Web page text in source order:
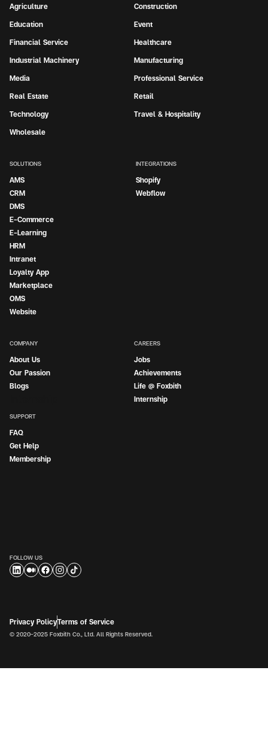
SOLUTIONS
AMS
CRM
DMS
E-Commerce
E-Learning
HRM
Intranet
Loyalty App
Marketplace
OMS
Website
INTEGRATIONS
Shopify
Webflow
Agriculture
Construction
Education
Event
Financial Service
Healthcare
Industrial Machinery
Manufacturing
Media
Professional Service
Real Estate
Retail
Technology
Travel & Hospitality
Wholesale
COMPANY
About Us
Our Passion
Blogs
CAREERS
Jobs
Achievements
Life @ Foxbith
Internship
SUPPORT
FAQ
Get Help
Membership
FOLLOW US
© 2020-2025 Foxbith Co., Ltd. All Rights Reserved.
Privacy PolicyTerms of Service